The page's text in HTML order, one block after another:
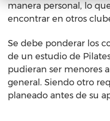
manera personal, lo
encontrar en otros
Se debe ponderar los
de un estudio de
pudieran ser menores
general. Siendo otro
planeado antes de su